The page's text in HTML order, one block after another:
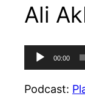
Ali
Audio
Player
00:00
Podcast: